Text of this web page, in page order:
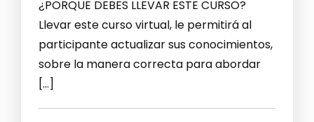
¿PORQUE DEBES LLEVAR ESTE CURSO?
Llevar este curso virtual, le permitirá al
participante actualizar sus conocimientos,
sobre la manera correcta para abordar
[…]